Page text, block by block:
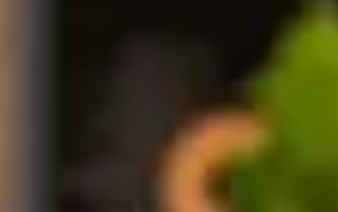
中心为在校学生提供多种奖学金选择。
资助您在哈德斯菲尔德大学国际学习中
持有哈德斯菲尔德大学国际学习中心的录
区而异，并将按先到先得的原则分配。
您的代理人代表或我们的学生注册指导老